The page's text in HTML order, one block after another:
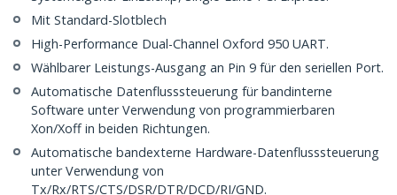
Mit Standard-Slotblech
High-Performance Dual-Channel Oxford 950 UART.
Wählbarer Leistungs-Ausgang an Pin 9 für den seriellen Port.
Automatische Datenflusssteuerung für bandinterne
Software unter Verwendung von programmierbaren
Xon/Xoff in beiden Richtungen.
Automatische bandexterne Hardware-Datenflusssteuerung
unter Verwendung von
Tx/Rx/RTS/CTS/DSR/DTR/DCD/RI/GND.